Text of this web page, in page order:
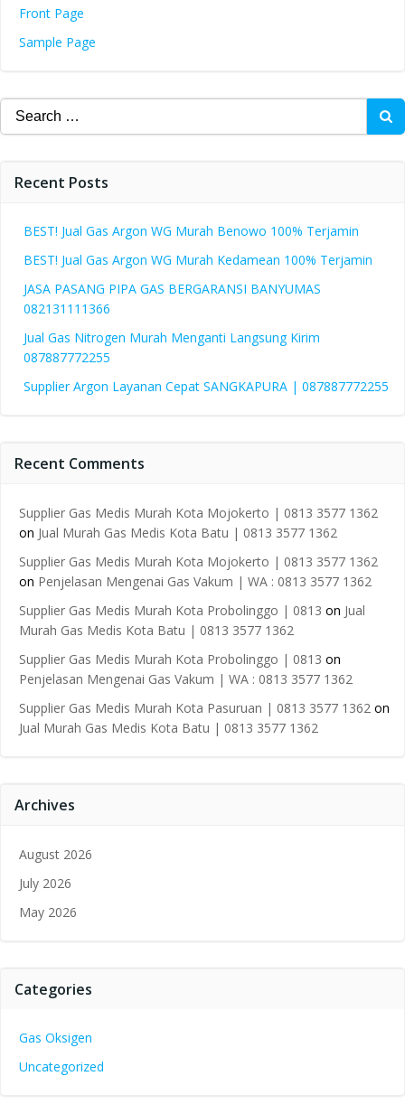
Front Page
Sample Page
Search
for:
Recent Posts
BEST! Jual Gas Argon WG Murah Benowo 100% Terjamin
BEST! Jual Gas Argon WG Murah Kedamean 100% Terjamin
JASA PASANG PIPA GAS BERGARANSI BANYUMAS
082131111366
Jual Gas Nitrogen Murah Menganti Langsung Kirim
087887772255
Supplier Argon Layanan Cepat SANGKAPURA | 087887772255
Recent Comments
Supplier Gas Medis Murah Kota Mojokerto | 0813 3577 1362
on Jual Murah Gas Medis Kota Batu | 0813 3577 1362
Supplier Gas Medis Murah Kota Mojokerto | 0813 3577 1362
on Penjelasan Mengenai Gas Vakum | WA : 0813 3577 1362
Supplier Gas Medis Murah Kota Probolinggo | 0813 on Jual
Murah Gas Medis Kota Batu | 0813 3577 1362
Supplier Gas Medis Murah Kota Probolinggo | 0813 on
Penjelasan Mengenai Gas Vakum | WA : 0813 3577 1362
Supplier Gas Medis Murah Kota Pasuruan | 0813 3577 1362 on
Jual Murah Gas Medis Kota Batu | 0813 3577 1362
Archives
August 2026
July 2026
May 2026
Categories
Gas Oksigen
Uncategorized